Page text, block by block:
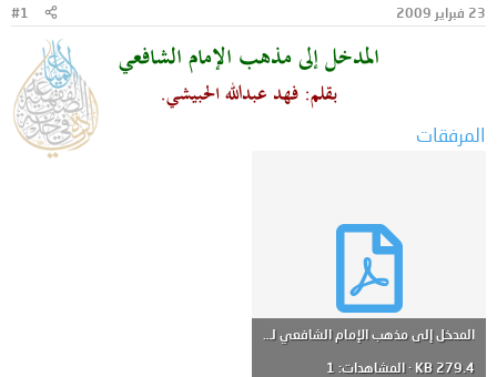
و 23 فبراير 2009 #1
المدخل إلى مذهب الإمام الشافعي
بقلم: فهد عبدالله الحبيشي.
المرفقات
279.4 KB · المشاهدات: 1